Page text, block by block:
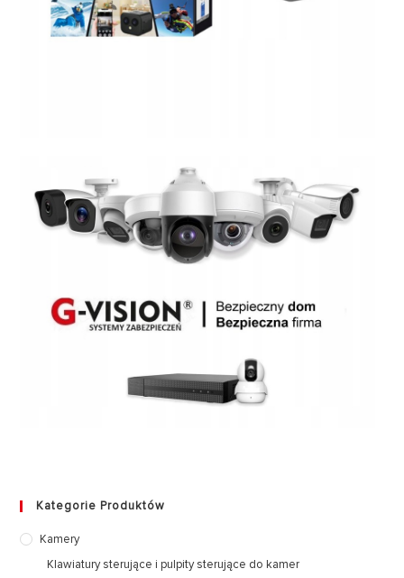
Kategorie Produktów
Kamery
Klawiatury sterujące i pulpity sterujące do kamer